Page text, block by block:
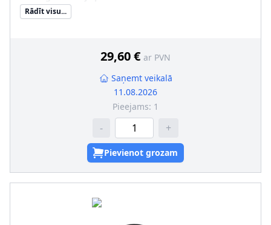
Rādīt visu...
29,60 € ar PVN
Saņemt veikalā
11.08.2026
Pieejams: 1
- +
Pievienot grozam